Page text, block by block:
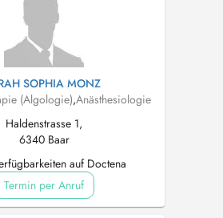
SOPHIA MONZ
(Algologie),Anästhesiologie
Haldenstrasse 1,
6340 Baar
auf Doctena
Termin per Anruf